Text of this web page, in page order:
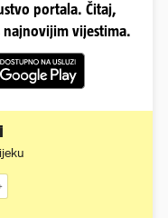
portala. Čitaj,
vijestima.